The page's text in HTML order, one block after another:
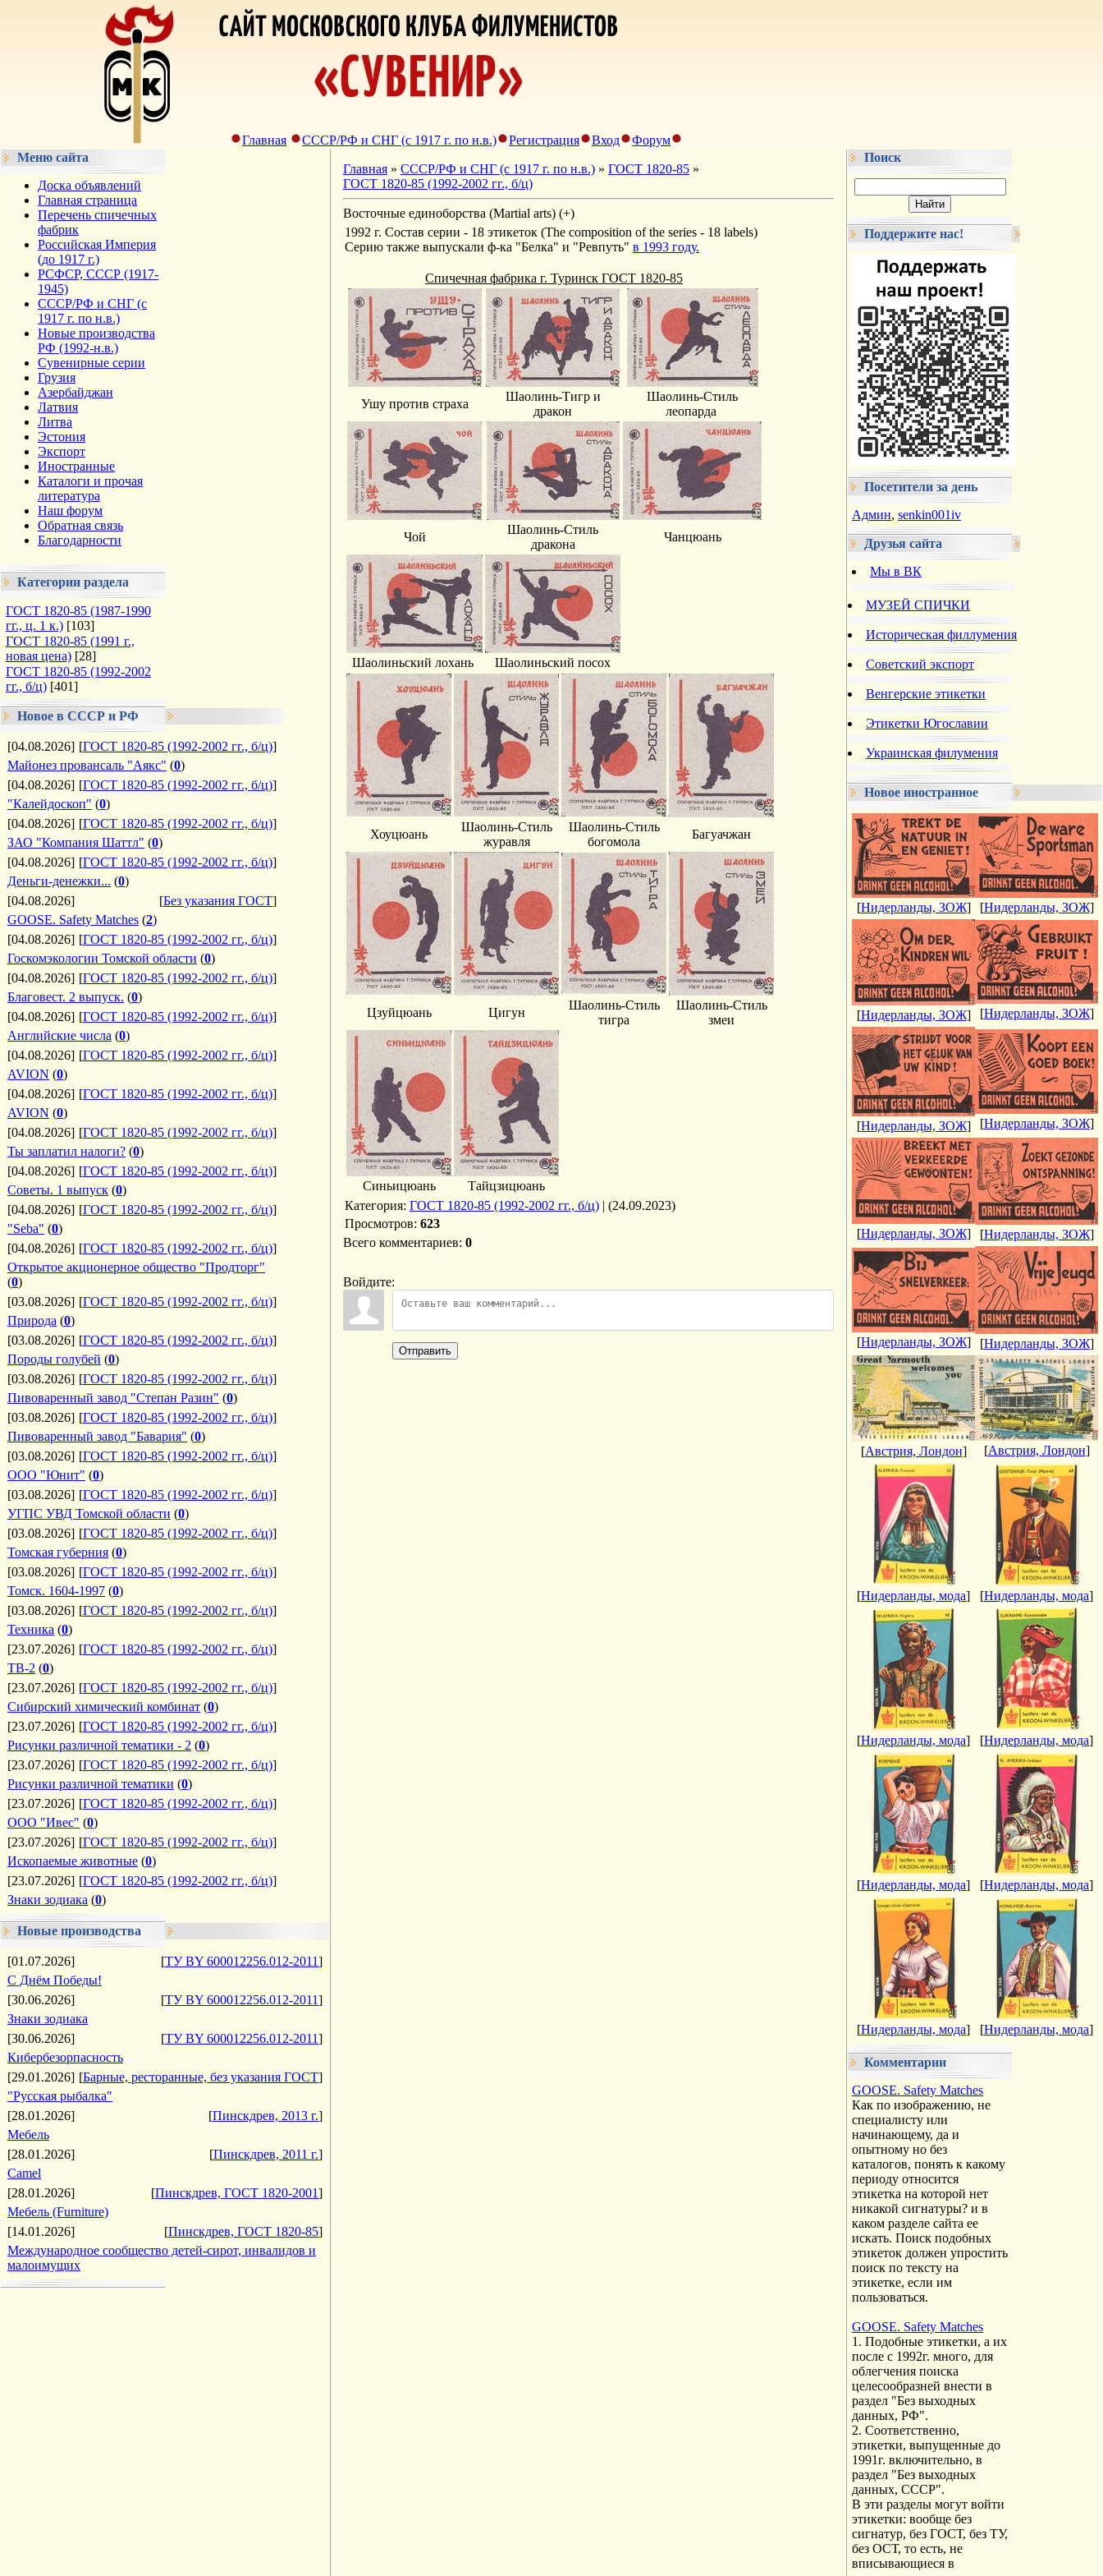
Главная СССР/РФ и СНГ (с 1917 г. по н.в.) Регистрация Вход
Форум
Меню сайта
Доска объявлений
Главная страница
Перечень спичечных
фабрик
Российская Империя
(до 1917 г.)
РСФСР, СССР (1917-
1945)
СССР/РФ и СНГ (с
1917 г. по н.в.)
Новые производства
РФ (1992-н.в.)
Сувенирные серии
Грузия
Азербайджан
Латвия
Литва
Эстония
Экспорт
Иностранные
Каталоги и прочая
литература
Наш форум
Обратная связь
Благодарности
Категории раздела
ГОСТ 1820-85 (1987-1990
гг., ц. 1 к.) [103]
ГОСТ 1820-85 (1991 г.,
новая цена) [28]
ГОСТ 1820-85 (1992-2002
гг., б/ц) [401]
Новое в СССР и РФ
[04.08.2026] [ГОСТ 1820-85 (1992-2002 гг., б/ц)]
Майонез провансаль "Аякс" (0)
[04.08.2026] [ГОСТ 1820-85 (1992-2002 гг., б/ц)]
"Калейдоскоп" (0)
[04.08.2026] [ГОСТ 1820-85 (1992-2002 гг., б/ц)]
ЗАО "Компания Шаттл" (0)
[04.08.2026] [ГОСТ 1820-85 (1992-2002 гг., б/ц)]
Деньги-денежки... (0)
[04.08.2026]
[Без указания ГОСТ]
GOOSE. Safety Matches (2)
[04.08.2026] [ГОСТ 1820-85 (1992-2002 гг., б/ц)]
Госкомэкологии Томской области (0)
[04.08.2026] [ГОСТ 1820-85 (1992-2002 гг., б/ц)]
Благовест. 2 выпуск. (0)
[04.08.2026] [ГОСТ 1820-85 (1992-2002 гг., б/ц)]
Английские числа (0)
[04.08.2026] [ГОСТ 1820-85 (1992-2002 гг., б/ц)]
AVION (0)
[04.08.2026] [ГОСТ 1820-85 (1992-2002 гг., б/ц)]
AVION (0)
[04.08.2026] [ГОСТ 1820-85 (1992-2002 гг., б/ц)]
Ты заплатил налоги? (0)
[04.08.2026] [ГОСТ 1820-85 (1992-2002 гг., б/ц)]
Советы. 1 выпуск (0)
[04.08.2026] [ГОСТ 1820-85 (1992-2002 гг., б/ц)]
"Seba" (0)
[04.08.2026] [ГОСТ 1820-85 (1992-2002 гг., б/ц)]
Открытое акционерное общество "Продторг"
(0)
[03.08.2026] [ГОСТ 1820-85 (1992-2002 гг., б/ц)]
Природа (0)
[03.08.2026] [ГОСТ 1820-85 (1992-2002 гг., б/ц)]
Породы голубей (0)
[03.08.2026] [ГОСТ 1820-85 (1992-2002 гг., б/ц)]
Пивоваренный завод "Степан Разин" (0)
[03.08.2026] [ГОСТ 1820-85 (1992-2002 гг., б/ц)]
Пивоваренный завод "Бавария" (0)
[03.08.2026] [ГОСТ 1820-85 (1992-2002 гг., б/ц)]
ООО "Юнит" (0)
[03.08.2026] [ГОСТ 1820-85 (1992-2002 гг., б/ц)]
УГПС УВД Томской области (0)
[03.08.2026] [ГОСТ 1820-85 (1992-2002 гг., б/ц)]
Томская губерния (0)
[03.08.2026] [ГОСТ 1820-85 (1992-2002 гг., б/ц)]
Томск. 1604-1997 (0)
[03.08.2026] [ГОСТ 1820-85 (1992-2002 гг., б/ц)]
Техника (0)
[23.07.2026] [ГОСТ 1820-85 (1992-2002 гг., б/ц)]
ТВ-2 (0)
[23.07.2026] [ГОСТ 1820-85 (1992-2002 гг., б/ц)]
Сибирский химический комбинат (0)
[23.07.2026] [ГОСТ 1820-85 (1992-2002 гг., б/ц)]
Рисунки различной тематики - 2 (0)
[23.07.2026] [ГОСТ 1820-85 (1992-2002 гг., б/ц)]
Рисунки различной тематики (0)
[23.07.2026] [ГОСТ 1820-85 (1992-2002 гг., б/ц)]
ООО "Ивес" (0)
[23.07.2026] [ГОСТ 1820-85 (1992-2002 гг., б/ц)]
Ископаемые животные (0)
[23.07.2026] [ГОСТ 1820-85 (1992-2002 гг., б/ц)]
Знаки зодиака (0)
Новые производства
[01.07.2026] [ТУ BY 600012256.012-2011]
С Днём Победы!
[30.06.2026]
[ТУ BY 600012256.012-2011]
Знаки зодиака
[30.06.2026]
[ТУ BY 600012256.012-2011]
Кибербезорпасность
[29.01.2026] [Барные, ресторанные, без указания ГОСТ]
"Русская рыбалка"
[28.01.2026]
[Пинскдрев, 2013 г.]
Мебель
[28.01.2026]
[Пинскдрев, 2011 г.]
Camel
[28.01.2026]
[Пинскдрев, ГОСТ 1820-2001]
Мебель (Furniture)
[14.01.2026]
[Пинскдрев, ГОСТ 1820-85]
Международное сообщество детей-сирот, инвалидов и
малоимущих
Главная » СССР/РФ и СНГ (с 1917 г. по н.в.) » ГОСТ 1820-85 »
ГОСТ 1820-85 (1992-2002 гг., б/ц)
Восточные единоборства (Martial arts) (+)
1992 г. Состав серии - 18 этикеток (The composition of the series - 18 labels)
Серию также выпускали ф-ка "Белка" и "Ревпуть" в 1993 году.
Спичечная фабрика г. Туринск ГОСТ 1820-85
Ушу против страха
Шаолинь-Тигр и
дракон
Шаолинь-Стиль
леопарда
Чой
Шаолинь-Стиль
дракона
Чанцюань
Шаолиньский лохань Шаолиньский посох
Хоуцюань
Шаолинь-Стиль
журавля
Шаолинь-Стиль
богомола
Багуачжан
Цзуйцюань Цигун
Шаолинь-Стиль
тигра
Шаолинь-Стиль
змеи
Синьицюань
Тайцзицюань
Категория: ГОСТ 1820-85 (1992-2002 гг., б/ц) | (24.09.2023)
Просмотров: 623
Всего комментариев: 0
Войдите:
Отправить
Поиск
Поддержите нас!
Посетители за день
Админ, senkin001iv
Друзья сайта
Мы в ВК
МУЗЕЙ СПИЧКИ
Историческая филлумения
Советский экспорт
Венгерские этикетки
Этикетки Югославии
Украинская филумения
Новое иностранное
[Нидерланды, ЗОЖ] [Нидерланды, ЗОЖ]
[Нидерланды, ЗОЖ] [Нидерланды, ЗОЖ]
[Нидерланды, ЗОЖ] [Нидерланды, ЗОЖ]
[Нидерланды, ЗОЖ] [Нидерланды, ЗОЖ]
[Нидерланды, ЗОЖ] [Нидерланды, ЗОЖ]
[Австрия, Лондон] [Австрия, Лондон]
[Нидерланды, мода] [Нидерланды, мода]
[Нидерланды, мода] [Нидерланды, мода]
[Нидерланды, мода] [Нидерланды, мода]
[Нидерланды, мода] [Нидерланды, мода]
Комментарии
GOOSE. Safety Matches
Как по изображению, не
специалисту или
начинающему, да и
опытному но без
каталогов, понять к какому
периоду относится
этикетка на которой нет
никакой сигнатуры? и в
каком разделе сайта ее
искать. Поиск подобных
этикеток должен упростить
поиск по тексту на
этикетке, если им
пользоваться.
GOOSE. Safety Matches
1. Подобные этикетки, а их
после с 1992г. много, для
облегчения поиска
целесообразней внести в
раздел "Без выходных
данных, РФ".
2. Соответственно,
этикетки, выпущенные до
1991г. включительно, в
раздел "Без выходных
данных, СССР".
В эти разделы могут войти
этикетки: вообще без
сигнатур, без ГОСТ, без ТУ,
без ОСТ, то есть, не
вписывающиеся в